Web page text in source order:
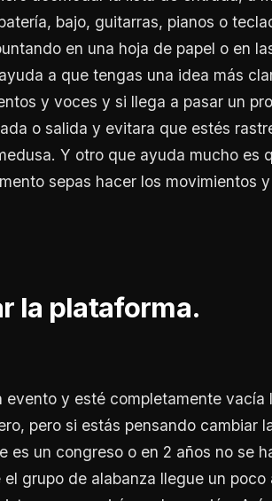
bajo, guitarras, pianos o
en una hoja de papel o en
a que tengas una idea más
y voces y si llega a pasar un
o salida y evitara que estés
Y otro que ayuda mucho es
sepas hacer los movimientos
la plataforma.
y esté completamente vacía
pero si estás pensando cambiar
es un congreso o en 2 años no se
grupo de alabanza llegue un poco